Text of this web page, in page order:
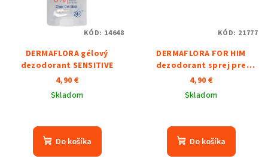
DERMAFLORA gélový
dezodorant SENSITIVE
4,90 €
Skladom
hodnotenie
produktu
Do košíka
KÓD: 14648
DERMAFLORA FOR HIM
dezodorant sprej pre
mužov SERENITY
4,90 €
Skladom
Do košíka
KÓD: 21777